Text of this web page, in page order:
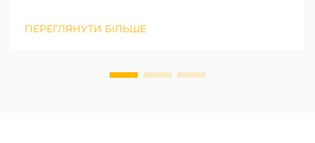
іонними акумуляторами швидко заряджаються та
ПЕРЕГЛЯНУТИ БІЛЬШЕ